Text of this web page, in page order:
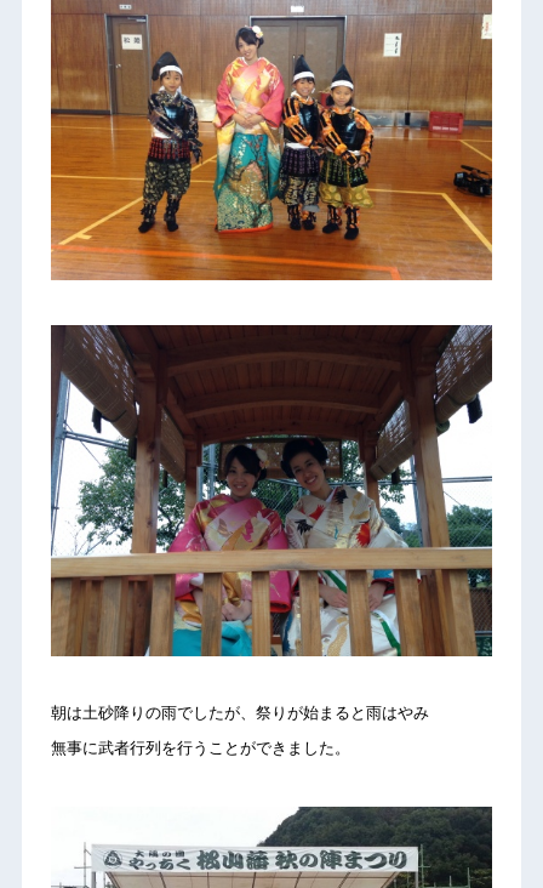
朝は土砂降りの雨でしたが、祭りが始まると雨はやみ
無事に武者行列を行うことができました。